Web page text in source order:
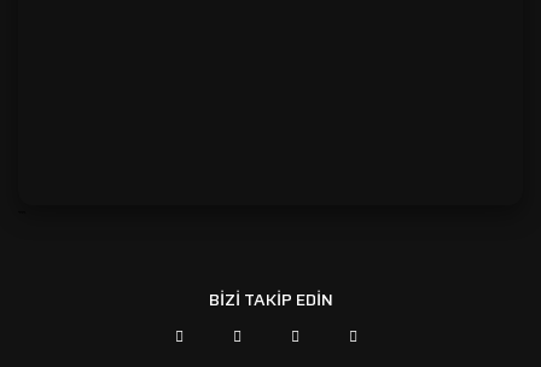
BİZİ TAKİP EDİN